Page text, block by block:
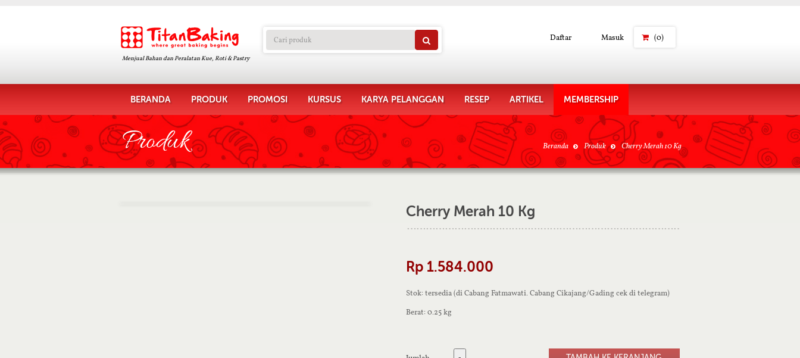
Menjual Bahan dan Peralatan Kue, Roti & Pastry
Daftar Masuk (0)
BERANDA PRODUK PROMOSI KURSUS KARYA PELANGGAN RESEP ARTIKEL MEMBERSHIP
Produk Beranda Produk Cherry Merah 10 Kg
Cherry Merah 10 Kg
Rp 1.584.000
Stok: tersedia (di Cabang Fatmawati. Cabang Cikajang/Gading cek di telegram)
Berat: 0.25 kg